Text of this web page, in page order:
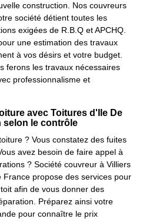
construction. Nos couvreurs
société détient toutes les
exigées de R.B.Q et APCHQ.
une estimation des travaux
à vos désirs et votre budget.
ferons les travaux nécessaires
professionnalisme et
avec Toitures d'Ile De
selon le contrôle
? Vous constatez des fuites
avez besoin de faire appel à
? Société couvreur à Villiers
France propose des services pour
afin de vous donner des
Préparez ainsi votre
pour connaître le prix